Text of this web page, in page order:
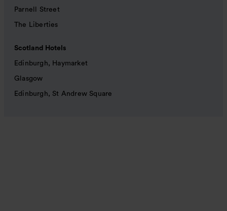
Parnell Street
The Liberties
Scotland Hotels
Edinburgh, Haymarket
Glasgow
Edinburgh, St Andrew Square